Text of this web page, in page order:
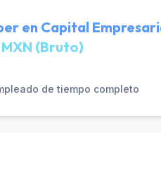
en Capital
(Bruto)
de tiempo completo